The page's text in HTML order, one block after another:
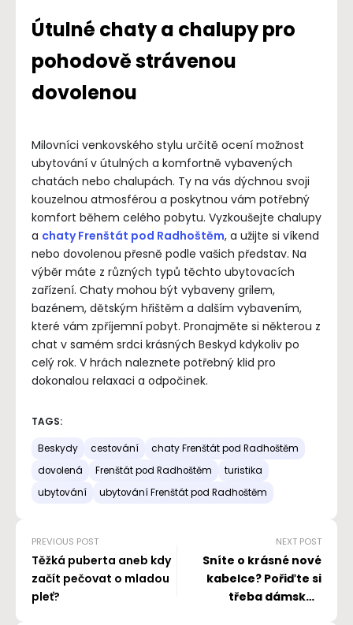
Útulné chaty a chalupy pro
pohodově strávenou
dovolenou
Milovníci venkovského stylu určitě ocení možnost
ubytování v útulných a komfortně vybavených
chatách nebo chalupách. Ty na vás dýchnou svoji
kouzelnou atmosférou a poskytnou vám potřebný
komfort během celého pobytu. Vyzkoušejte chalupy
a chaty Frenštát pod Radhoštěm, a užijte si víkend
nebo dovolenou přesně podle vašich představ. Na
výběr máte z různých typů těchto ubytovacích
zařízení. Chaty mohou být vybaveny grilem,
bazénem, dětským hřištěm a dalším vybavením,
které vám zpříjemní pobyt. Pronajměte si některou z
chat v samém srdci krásných Beskyd kdykoliv po
celý rok. V hrách naleznete potřebný klid pro
dokonalou relaxaci a odpočinek.
TAGS:
Beskydy cestování
chaty Frenštát pod Radhoštěm
dovolená
Frenštát pod Radhoštěm
turistika
ubytování
ubytování Frenštát pod Radhoštěm
PREVIOUS POST
Těžká puberta aneb kdy
začít pečovat o mladou
pleť?
NEXT POST
Sníte o krásné nové
kabelce? Pořiďte si
třeba dámskou